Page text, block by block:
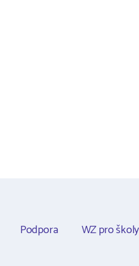
Podpora WZ pro školy